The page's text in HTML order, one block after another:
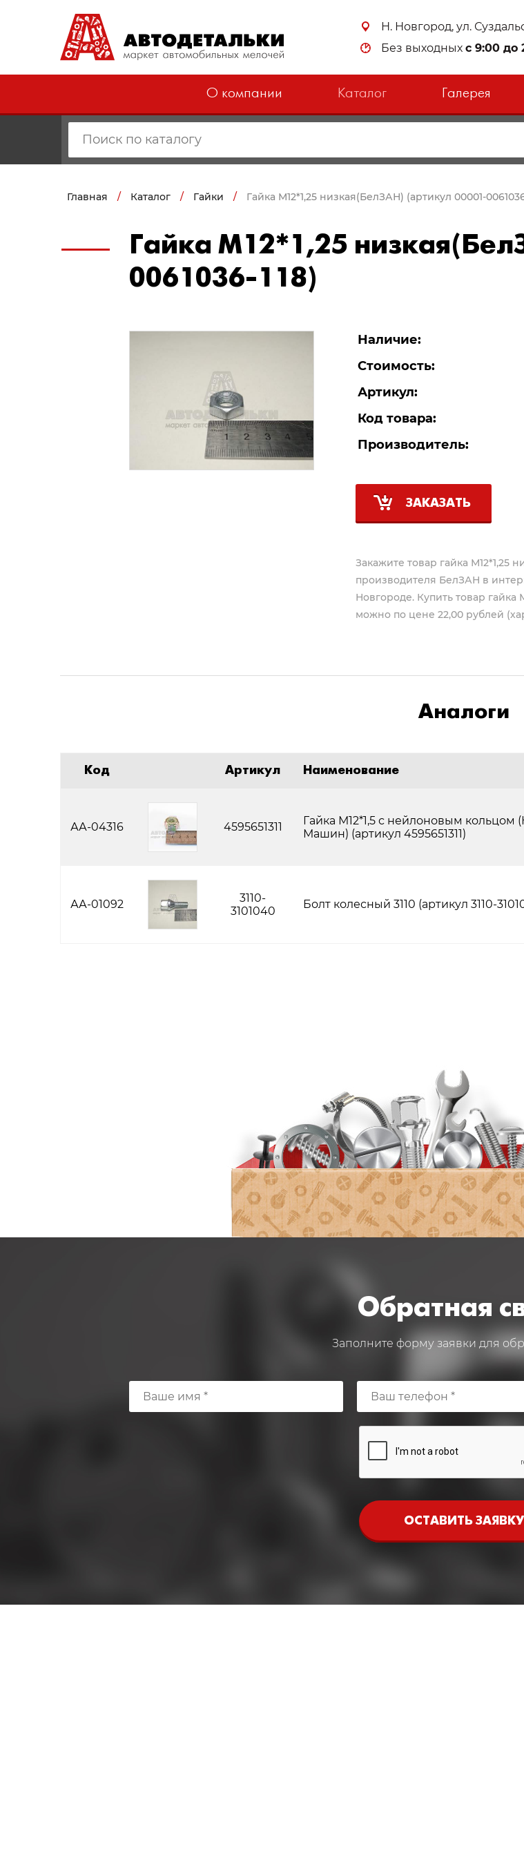
Н. Новгород, ул.
Без выходных с 9:00 до
О компании Каталог Галерея
Главная / Каталог / Гайки / Гайка М12*1,25 низкая(БелЗАН) (артикул 00001-
Гайка М12*1,25
0061036-118)
Наличие:
Стоимость:
Артикул:
Код товара:
Производитель:
ЗАКАЗАТЬ
Закажите товар гайка М12*1,25
производителя БелЗАН в
Новгороде. Купить товар гайка
можно по цене 22,00 рублей
Аналоги
Код Артикул Наименование
АА-04316 4595651311
Гайка М12*1,5 с нейлоновым кольцом
Машин) (артикул 4595651311)
АА-01092
3110-
3101040
Болт колесный 3110 (артикул 3110-
Обратная
Заполните форму заявки для
ОСТАВИТЬ ЗАЯВКУ